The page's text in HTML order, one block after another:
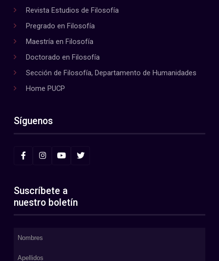
Revista Estudios de Filosofía
Pregrado en Filosofía
Maestría en Filosofía
Doctorado en Filosofía
Sección de Filosofía, Departamento de Humanidades
Home PUCP
Síguenos
Suscríbete a
nuestro boletín